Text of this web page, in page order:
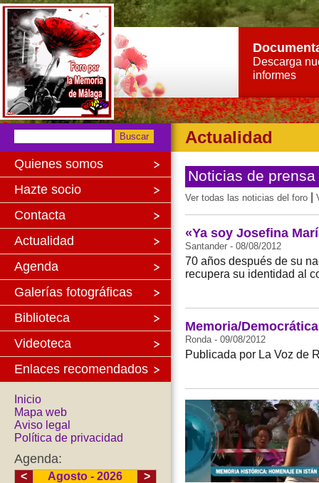
Descarga
informes
Quienes somos
Hazte socio
Contacta
Actualidad
Agenda
Galerías fotográficas
Biblioteca
Videoteca
Enlaces recomendados
Inicio
Mapa web
Aviso legal
Política de privacidad
Agenda:
< Agosto - 2026
>
Actualidad
Noticias de prensa
Ver todas las noticias del foro
«Ya soy Josefina
Santander - 08/08/2012
70 años después de su
recupera su identidad al
Memoria/
Ronda - 09/08/2012
Publicada por La Voz de